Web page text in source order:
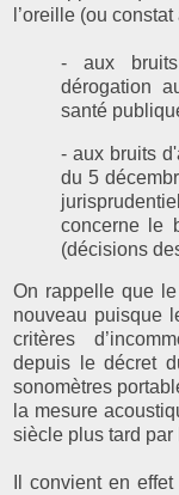
l’oreille (ou
- aux
dérogation
santé
- aux bruits
du 5
concerne le
(décisions
On rappelle que
nouveau puisque
critères
depuis le décret
sonomètres
la mesure
siècle plus tard par
Il convient en